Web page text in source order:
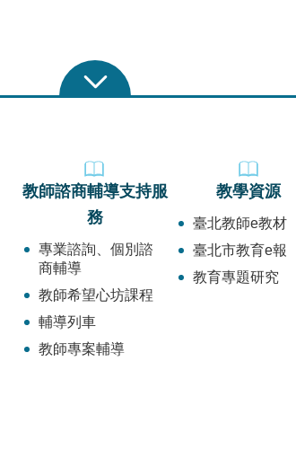
教師諮商輔導支持服
務
專業諮詢、個別諮
商輔導
教師希望心坊課程
輔導列車
教師專案輔導
教學資源
臺北教師e教材
臺北市教育e報
教育專題研究